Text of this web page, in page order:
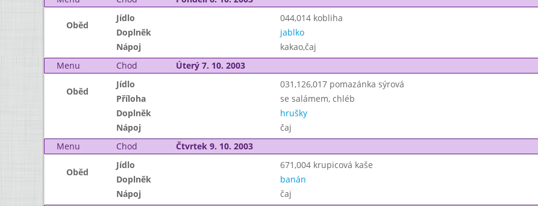
Oběd
Jídlo
044,014 kobliha
Doplněk
jablko
Nápoj
kakao,čaj
Menu
Chod Úterý 7. 10. 2003
Oběd
Jídlo
031,126,017 pomazánka sýrová
Příloha
se salámem, chléb
Doplněk
hrušky
Nápoj
čaj
Menu
Chod Čtvrtek 9. 10. 2003
Oběd
Jídlo
671,004 krupicová kaše
Doplněk
banán
Nápoj
čaj